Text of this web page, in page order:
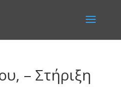
– Στήριξη